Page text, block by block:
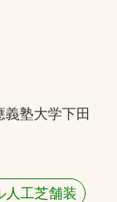
塾大学下田
人工芝舗装